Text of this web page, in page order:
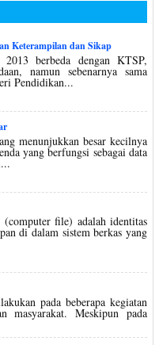
Keterampilan dan Sikap
berbeda dengan KTSP,
namun sebenarnya sama
Pendidikan...
menunjukkan besar kecilnya
yang berfungsi sebagai data
file) adalah identitas
di dalam sistem berkas yang
pada beberapa kegiatan
Meskipun pada